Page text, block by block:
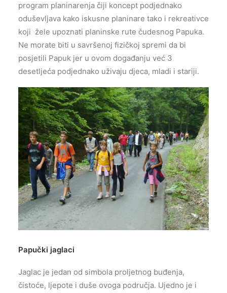
program planinarenja čiji koncept podjednako
oduševljava kako iskusne planinare tako i rekreativce
koji žele upoznati planinske rute čudesnog Papuka.
Ne morate biti u savršenoj fizičkoj spremi da bi
posjetili Papuk jer u ovom događanju već 3
desetljeća podjednako uživaju djeca, mladi i stariji.
Papučki jaglaci
Jaglac je jedan od simbola proljetnog buđenja,
čistoće, ljepote i duše ovoga područja. Ujedno je i